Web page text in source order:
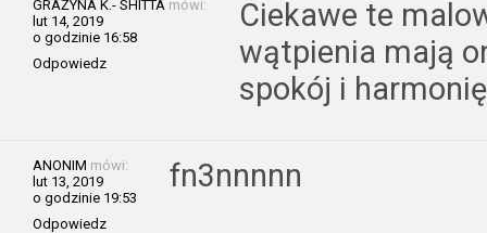
GRAŻYNA K.- SHITTA mówi:
lut 14, 2019
o godzinie 16:58
Odpowiedz
Ciekawe te
wątpienia mają
spokój i
ANONIM mówi:
lut 13, 2019
o godzinie 19:53
Odpowiedz
fn3nnnnn